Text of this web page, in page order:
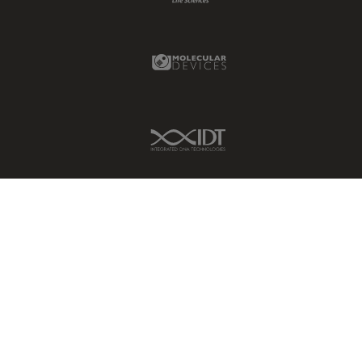
Molecular Devices Link
IDT Link